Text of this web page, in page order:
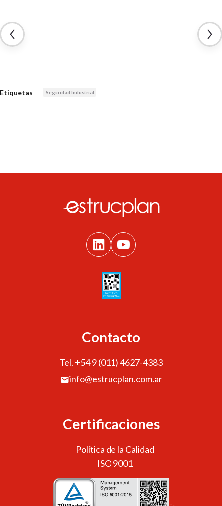
Etiquetas Seguridad Industrial
Contacto
Tel. +54 9 (011) 4627-4383
info@estrucplan.com.ar
Certificaciones
Política de la Calidad
ISO 9001